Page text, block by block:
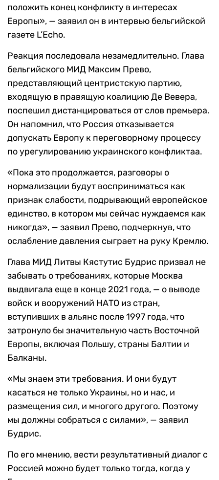
положить конец конфликту в интересах
Европы», — заявил он в интервью бельгийской
газете L’Echo.
Реакция последовала незамедлительно. Глава
бельгийского МИД Максим Прево,
представляющий центристскую партию,
входящую в правящую коалицию Де Вевера,
поспешил дистанцироваться от слов премьера.
Он напомнил, что Россия отказывается
допускать Европу к переговорному процессу
по урегулированию украинского конфликтаа.
«Пока это продолжается, разговоры о
нормализации будут восприниматься как
признак слабости, подрывающий европейское
единство, в котором мы сейчас нуждаемся как
никогда», — заявил Прево, подчеркнув, что
ослабление давления сыграет на руку Кремлю.
Глава МИД Литвы Кястутис Будрис призвал не
забывать о требованиях, которые Москва
выдвигала еще в конце 2021 года, — о выводе
войск и вооружений НАТО из стран,
вступивших в альянс после 1997 года, что
затронуло бы значительную часть Восточной
Европы, включая Польшу, страны Балтии и
Балканы.
«Мы знаем эти требования. И они будут
касаться не только Украины, но и нас, и
размещения сил, и многого другого. Поэтому
мы должны собраться с силами», — заявил
Будрис.
По его мнению, вести результативный диалог с
Россией можно будет только тогда, когда у